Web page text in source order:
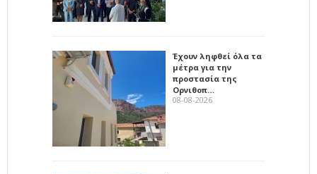
Έχουν ληφθεί όλα τα
μέτρα για την
προστασία της
Ορνιθοπ…
08-08-2026